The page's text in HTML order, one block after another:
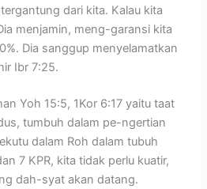
dari kita. Kalau kita
menjamin, meng-garansi kita
Dia sanggup menyelamatkan
Ibr 7:25.
Yoh 15:5, 1Kor 6:17 yaitu taat
tumbuh dalam pe-ngertian
dalam Roh dalam tubuh
7 KPR, kita tidak perlu kuatir,
dah-syat akan datang.